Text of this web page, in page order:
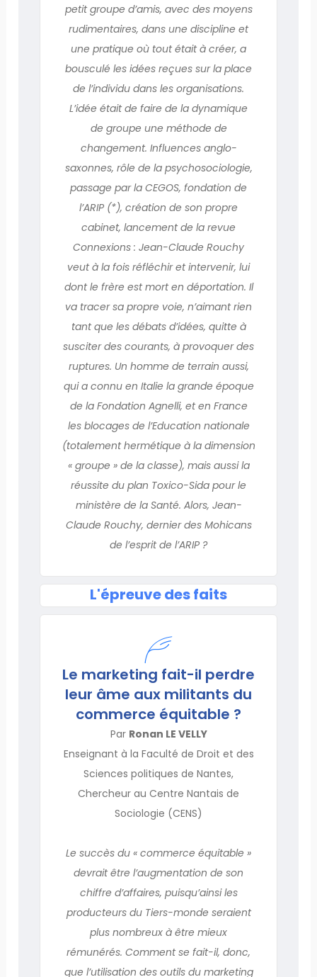
petit groupe d’amis, avec des moyens
rudimentaires, dans une discipline et
une pratique où tout était à créer, a
bousculé les idées reçues sur la place
de l’individu dans les organisations.
L’idée était de faire de la dynamique
de groupe une méthode de
changement. Influences anglo-
saxonnes, rôle de la psychosociologie,
passage par la CEGOS, fondation de
l’ARIP (*), création de son propre
cabinet, lancement de la revue
Connexions : Jean-Claude Rouchy
veut à la fois réfléchir et intervenir, lui
dont le frère est mort en déportation. Il
va tracer sa propre voie, n’aimant rien
tant que les débats d’idées, quitte à
susciter des courants, à provoquer des
ruptures. Un homme de terrain aussi,
qui a connu en Italie la grande époque
de la Fondation Agnelli, et en France
les blocages de l’Education nationale
(totalement hermétique à la dimension
« groupe » de la classe), mais aussi la
réussite du plan Toxico-Sida pour le
ministère de la Santé. Alors, Jean-
Claude Rouchy, dernier des Mohicans
de l’esprit de l’ARIP ?
L'épreuve des faits
Le marketing fait-il perdre
leur âme aux militants du
commerce équitable ?
Par Ronan LE VELLY
Enseignant à la Faculté de Droit et des
Sciences politiques de Nantes,
Chercheur au Centre Nantais de
Sociologie (CENS)
Le succès du « commerce équitable »
devrait être l’augmentation de son
chiffre d’affaires, puisqu’ainsi les
producteurs du Tiers-monde seraient
plus nombreux à être mieux
rémunérés. Comment se fait-il, donc,
que l’utilisation des outils du marketing